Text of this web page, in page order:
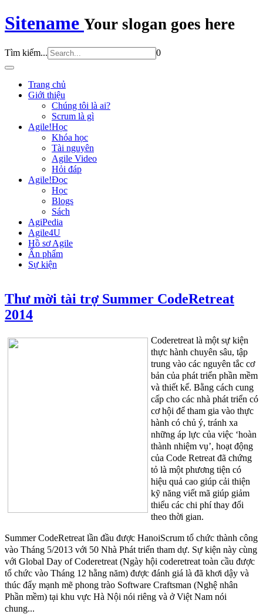
Sitename Your slogan goes here
Tìm kiếm... 0
Trang chủ
Giới thiệu
Chúng tôi là ai?
Scrum là gì
Agile!Học
Khóa học
Tài nguyên
Agile Video
Hỏi đáp
Agile!Đọc
Học
Blogs
Sách
AgiPedia
Agile4U
Hồ sơ Agile
Ấn phẩm
Sự kiện
Thư mời tài trợ Summer CodeRetreat
2014
Coderetreat là một sự kiện
thực hành chuyên sâu, tập
trung vào các nguyên tắc cơ
bản của phát triển phần mềm
và thiết kế. Bằng cách cung
cấp cho các nhà phát triển có
cơ hội để tham gia vào thực
hành có chủ ý, tránh xa
những áp lực của việc ‘hoàn
thành nhiệm vụ’, hoạt động
của Code Retreat đã chứng
tỏ là một phương tiện có
hiệu quả cao giúp cải thiện
kỹ năng viết mã giúp giảm
thiểu các chi phí thay đổi
theo thời gian.
Summer CodeRetreat lần đầu được HanoiScrum tổ chức thành công
vào Tháng 5/2013 với 50 Nhà Phát triển tham dự. Sự kiện này cùng
với Global Day of Coderetreat (Ngày hội coderetreat toàn cầu được
tổ chức vào Tháng 12 hằng năm) được đánh giá là đã khơi dậy và
thúc đẩy mạnh mẽ phong trào Software Craftsman (Nghệ nhân
Phần mềm) tại khu vực Hà Nội nói riêng và ở Việt Nam nói
chung...